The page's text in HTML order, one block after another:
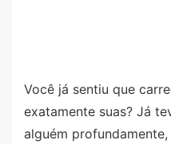
Você já sentiu que
exatamente suas? Já
alguém